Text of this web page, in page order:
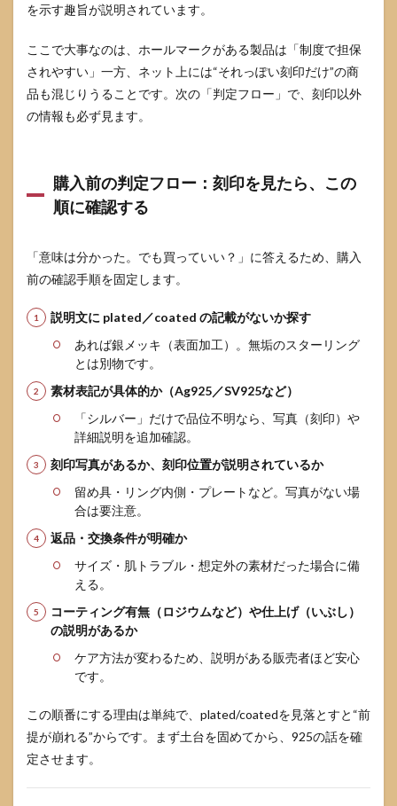
く、
きな
い
5.2
反応
る要
因：
汗・
表面
加
説明
不足
5.3
購入
前チ
クリ
肌が
人ほ
「情
報の
厚い
品」
を選
ぶ
5.4
症状
きの
行
動：
我慢
せ
を示す趣旨が説明されています。
ここで大事なのは、ホールマークがある製品は「制度で担保
されやすい」一方、ネット上には“それっぽい刻印だけ”の商
品も混じりうることです。次の「判定フロー」で、刻印以外
の情報も必ず見ます。
購入前の判定フロー：刻印を見たら、この
順に確認する
「意味は分かった。でも買っていい？」に答えるため、購入
前の確認手順を固定します。
説明文に plated／coated の記載がないか探す
あれば銀メッキ（表面加工）。無垢のスターリング
とは別物です。
素材表記が具体的か（Ag925／SV925など）
「シルバー」だけで品位不明なら、写真（刻印）や
詳細説明を追加確認。
刻印写真があるか、刻印位置が説明されているか
留め具・リング内側・プレートなど。写真がない場
合は要注意。
返品・交換条件が明確か
サイズ・肌トラブル・想定外の素材だった場合に備
える。
コーティング有無（ロジウムなど）や仕上げ（いぶし）
の説明があるか
ケア方法が変わるため、説明がある販売者ほど安心
です。
この順番にする理由は単純で、plated/coatedを見落とすと“前
提が崩れる”からです。まず土台を固めてから、925の話を確
定させます。